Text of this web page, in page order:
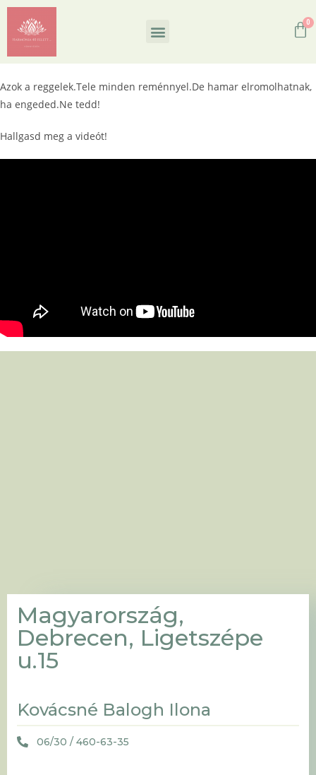
Azok a reggelek.Tele minden reménnyel.De hamar elromolhatnak,
ha engeded.Ne tedd!
Hallgasd meg a videót!
Magyarország,
Debrecen, Ligetszépe
u.15
Kovácsné Balogh Ilona
06/30 / 460-63-35